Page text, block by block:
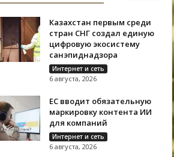
Казахстан первым среди
стран СНГ создал единую
цифровую экосистему
санэпиднадзора
Интернет и сеть
6 августа, 2026
ЕС вводит обязательную
маркировку контента ИИ
для компаний
Интернет и сеть
6 августа, 2026